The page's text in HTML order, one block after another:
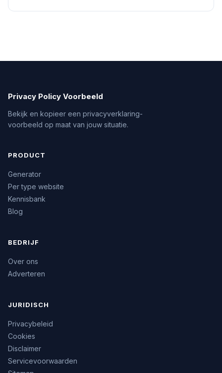
Privacy Policy Voorbeeld
Bekijk en kopieer een privacyverklaring-
voorbeeld op maat van jouw situatie.
PRODUCT
Generator
Per type website
Kennisbank
Blog
BEDRIJF
Over ons
Adverteren
JURIDISCH
Privacybeleid
Cookies
Disclaimer
Servicevoorwaarden